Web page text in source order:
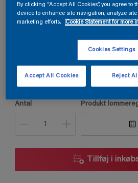
2,5L
Antal Produkt
Tillføj i
By clicking “Accept All Cookies”, you agree to
device to enhance site navigation, analyze
marketing efforts.
Cookie Statement for more
Cookies Settings
Reject All
Accept All Cookies